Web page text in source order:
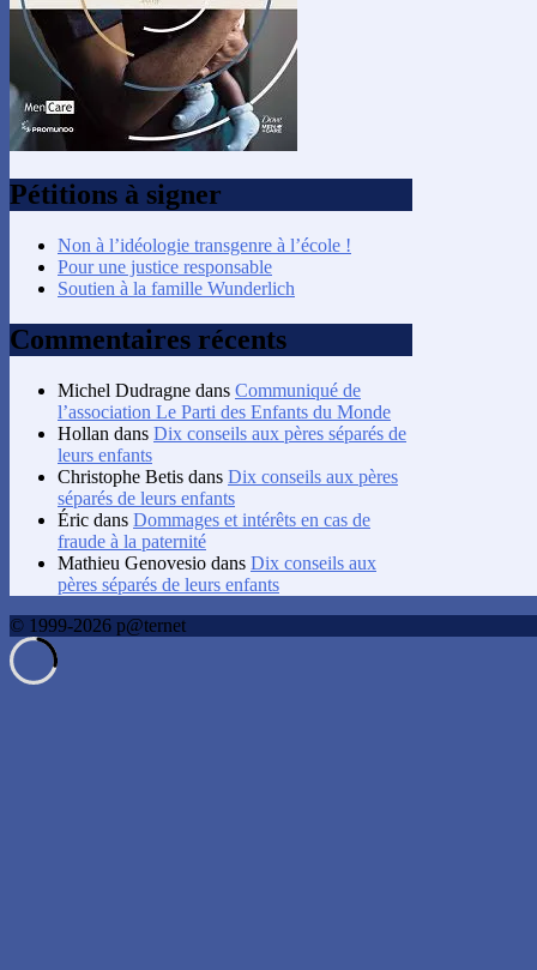
Pétitions à signer
Non à l’idéologie transgenre à l’école !
Pour une justice responsable
Soutien à la famille Wunderlich
Commentaires récents
Michel Dudragne dans Communiqué de
l’association Le Parti des Enfants du Monde
Hollan dans Dix conseils aux pères séparés de
leurs enfants
Christophe Betis dans Dix conseils aux pères
séparés de leurs enfants
Éric dans Dommages et intérêts en cas de
fraude à la paternité
Mathieu Genovesio dans Dix conseils aux
pères séparés de leurs enfants
© 1999-2026 p@ternet